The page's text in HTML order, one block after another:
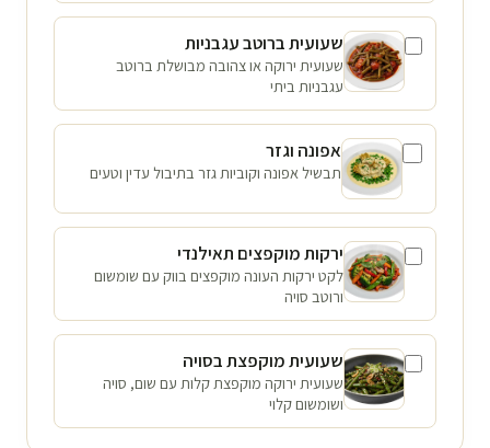
שעועית ברוטב עגבניות
שעועית ירוקה או צהובה מבושלת ברוטב
עגבניות ביתי
אפונה וגזר
תבשיל אפונה וקוביות גזר בתיבול עדין וטעים
ירקות מוקפצים תאילנדי
לקט ירקות העונה מוקפצים בווק עם שומשום
ורוטב סויה
שעועית מוקפצת בסויה
שעועית ירוקה מוקפצת קלות עם שום, סויה
ושומשום קלוי